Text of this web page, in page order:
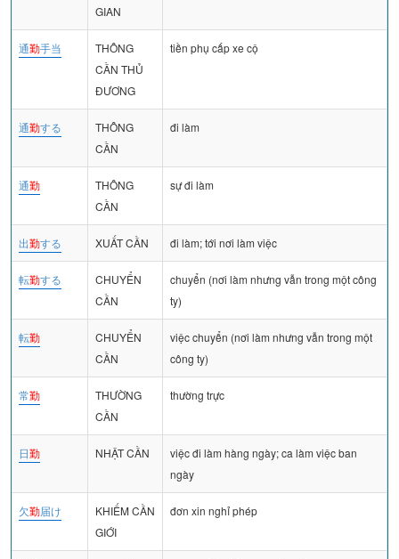
GIAN
通勤手当
THÔNG
CẦN THỦ
ĐƯƠNG
tiền phụ cấp xe cộ
通勤する
THÔNG
CẦN
đi làm
通勤
THÔNG
CẦN
sự đi làm
出勤する XUẤT CẦN đi làm; tới nơi làm việc
転勤する
CHUYỂN
CẦN
chuyển (nơi làm nhưng vẫn trong một công
ty)
転勤
CHUYỂN
CẦN
việc chuyển (nơi làm nhưng vẫn trong một
công ty)
常勤
THƯỜNG
CẦN
thường trực
日勤 NHẬT CẦN
việc đi làm hàng ngày; ca làm việc ban
ngày
欠勤届け
KHIẾM CẦN
GIỚI
đơn xin nghỉ phép